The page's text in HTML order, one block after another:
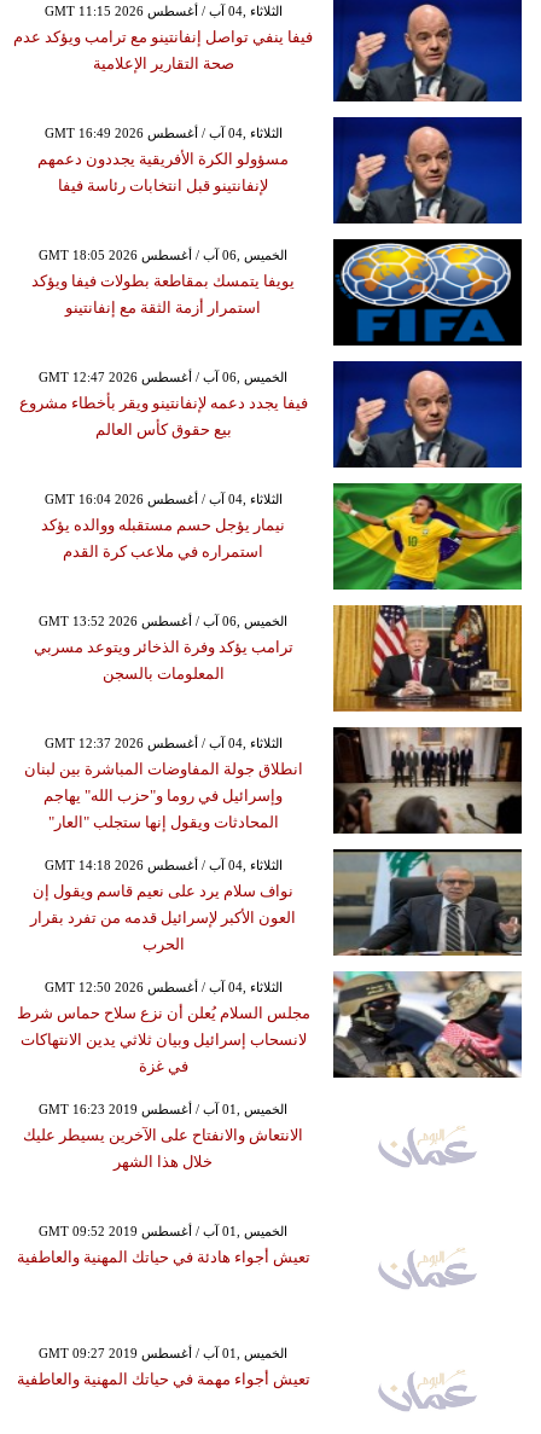
GMT 11:15 2026 الثلاثاء ,04 آب / أغسطس
فيفا ينفي تواصل إنفانتينو مع ترامب ويؤكد عدم
صحة التقارير الإعلامية
GMT 16:49 2026 الثلاثاء ,04 آب / أغسطس
مسؤولو الكرة الأفريقية يجددون دعمهم
لإنفانتينو قبل انتخابات رئاسة فيفا
GMT 18:05 2026 الخميس ,06 آب / أغسطس
يويفا يتمسك بمقاطعة بطولات فيفا ويؤكد
استمرار أزمة الثقة مع إنفانتينو
GMT 12:47 2026 الخميس ,06 آب / أغسطس
فيفا يجدد دعمه لإنفانتينو ويقر بأخطاء مشروع
بيع حقوق كأس العالم
GMT 16:04 2026 الثلاثاء ,04 آب / أغسطس
نيمار يؤجل حسم مستقبله ووالده يؤكد
استمراره في ملاعب كرة القدم
GMT 13:52 2026 الخميس ,06 آب / أغسطس
ترامب يؤكد وفرة الذخائر ويتوعد مسربي
المعلومات بالسجن
GMT 12:37 2026 الثلاثاء ,04 آب / أغسطس
انطلاق جولة المفاوضات المباشرة بين لبنان
وإسرائيل في روما و"حزب الله" يهاجم
المحادثات ويقول إنها ستجلب "العار"
GMT 14:18 2026 الثلاثاء ,04 آب / أغسطس
نواف سلام يرد على نعيم قاسم ويقول إن
العون الأكبر لإسرائيل قدمه من تفرد بقرار
الحرب
GMT 12:50 2026 الثلاثاء ,04 آب / أغسطس
مجلس السلام يُعلن أن نزع سلاح حماس شرط
لانسحاب إسرائيل وبيان ثلاثي يدين الانتهاكات
في غزة
GMT 16:23 2019 الخميس ,01 آب / أغسطس
الانتعاش والانفتاح على الآخرين يسيطر عليك
خلال هذا الشهر
GMT 09:52 2019 الخميس ,01 آب / أغسطس
تعيش أجواء هادئة في حياتك المهنية والعاطفية
GMT 09:27 2019 الخميس ,01 آب / أغسطس
تعيش أجواء مهمة في حياتك المهنية والعاطفية